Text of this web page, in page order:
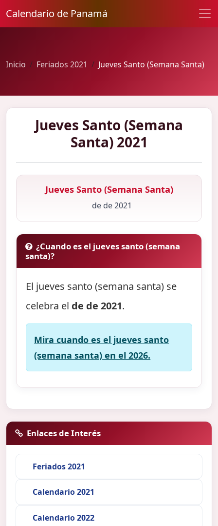
Calendario de Panamá
Inicio Feriados 2021 Jueves Santo (Semana Santa)
Jueves Santo (Semana
Santa) 2021
Jueves Santo (Semana Santa)
de de 2021
¿Cuando es el jueves santo (semana
santa)?
El jueves santo (semana santa) se
celebra el de de 2021.
Mira cuando es el jueves santo
(semana santa) en el 2026.
Enlaces de Interés
Feriados 2021
Calendario 2021
Calendario 2022